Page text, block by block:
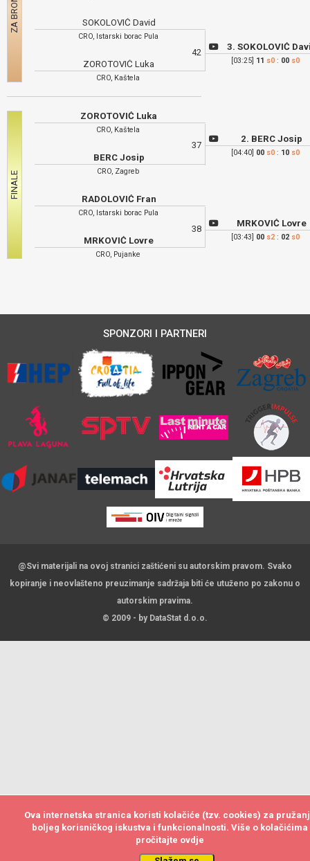
SOKOLOVIĆ David
CRO, Istarski borac Pula
ZOROTOVIĆ Luka
CRO, Kaštela
42
3. SOKOLOVIĆ
[03:25] 11 s0: 00 s0
ZOROTOVIĆ Luka
CRO, Kaštela
BERC Josip
CRO, Zagreb
RADOLOVIĆ Fran
CRO, Istarski borac Pula
MRKOVIĆ Lovre
CRO, Pujanke
37
2. BERC Josip
[04:40] 00 s0: 10 s0
38
MRKOVIĆ Lovre
[03:43] 00 s2: 02 s0
Ova internetska stranica koristi kolačiće (tzv. cookies) za
boljeg korisničkog iskustva i funkcionalnosti. Više o kolačićima
pročitajte ovdje
SPONZORI I PARTNERI
@Svi materijali na ovoj stranici zaštićeni su autorskim pravom. Svako
kopiranje i neovlašteno preuzimanje sadržaja biti će utuženo po zakonu o
autorskim pravima.
© 2009 - by DataStat d.o.o.
Ova internetska stranica koristi kolačiće (tzv. cookies) za
boljeg korisničkog iskustva i funkcionalnosti. Više o kolačićima
pročitajte ovdje